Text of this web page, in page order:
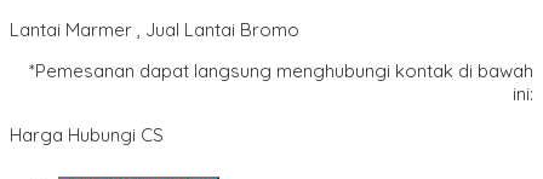
Lantai Marmer , Jual Lantai Bromo
*Pemesanan dapat langsung menghubungi kontak di bawah
ini:
Harga Hubungi CS